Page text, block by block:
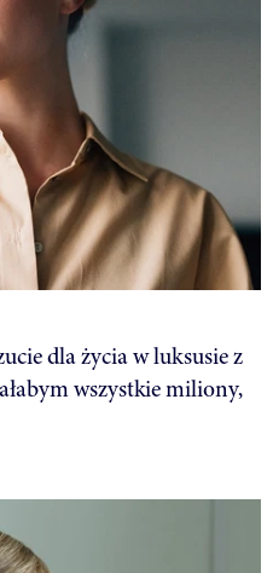
dla życia w luksusie z
wszystkie miliony,